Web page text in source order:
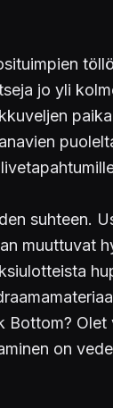
jo yli
suhteen.
muuttuvat
Bottom?
on